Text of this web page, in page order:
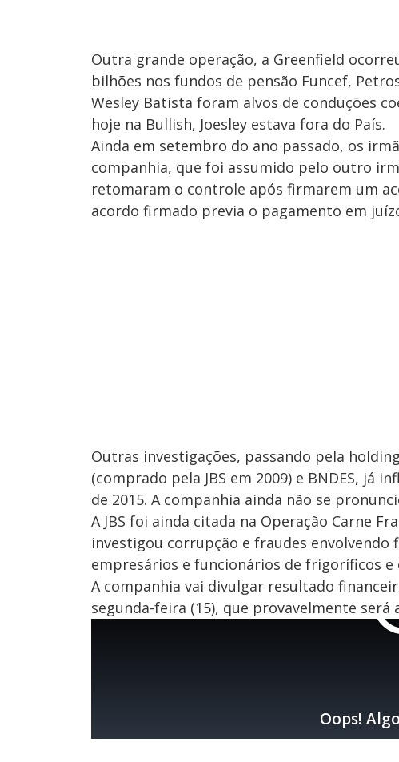
Outra grande operação, a Greenfield
bilhões nos fundos de pensão Funcef,
Wesley Batista foram alvos de conduções
hoje na Bullish, Joesley estava fora do País.
Ainda em setembro do ano passado, os
companhia, que foi assumido pelo outro
retomaram o controle após firmarem um
acordo firmado previa o pagamento em
Outras investigações, passando pela
(comprado pela JBS em 2009) e BNDES, já
de 2015. A companhia ainda não se
A JBS foi ainda citada na Operação Carne
investigou corrupção e fraudes
empresários e funcionários de frigoríficos e
A companhia vai divulgar resultado
segunda-feira (15), que provavelmente será